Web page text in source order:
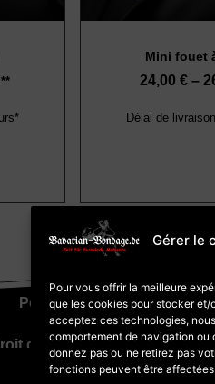
Gérer le
Pour vous offrir la meilleure
que les cookies pour stocker
acceptez ces technologies,
comportement de navigation ou
donnez pas ou ne retirez pas
fonctions peuvent être
**
Mini fouet
24,00 €–
Délai de
Politique en matière de
de rétractation pour les